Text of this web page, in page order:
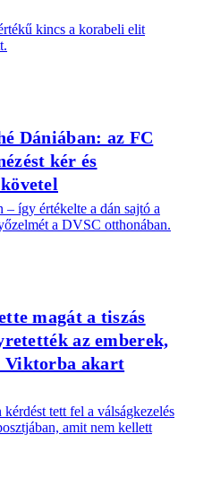
kincs a korabeli elit
Dániában: az FC
kér és
– így értékelte a dán sajtó a
a DVSC otthonában.
magát a tiszás
az emberek,
Viktorba akart
tett fel a válságkezelés
amit nem kellett